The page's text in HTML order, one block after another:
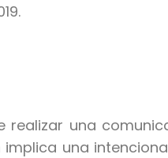
realizar una
una